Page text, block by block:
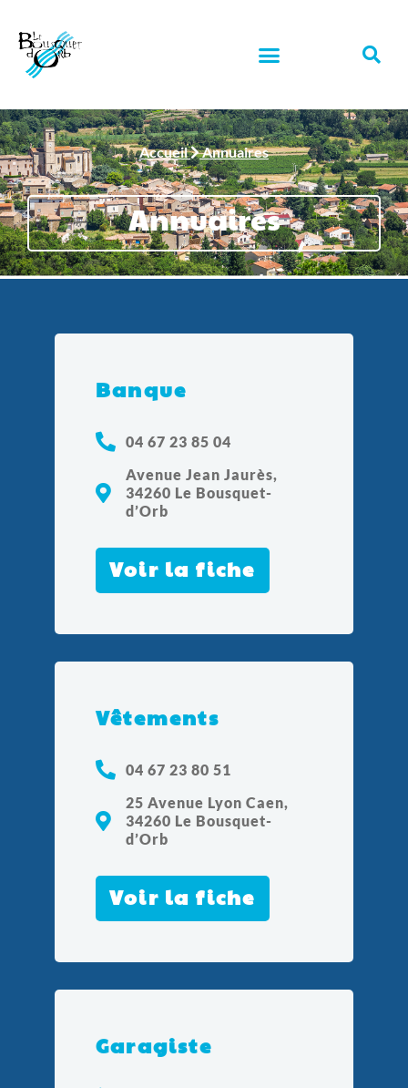
Accueil Annuaires
Annuaires
Banque
04 67 23 85 04
Avenue Jean Jaurès,
34260 Le Bousquet-
d’Orb
Voir la fiche
Vêtements
04 67 23 80 51
25 Avenue Lyon Caen,
34260 Le Bousquet-
d’Orb
Voir la fiche
Garagiste